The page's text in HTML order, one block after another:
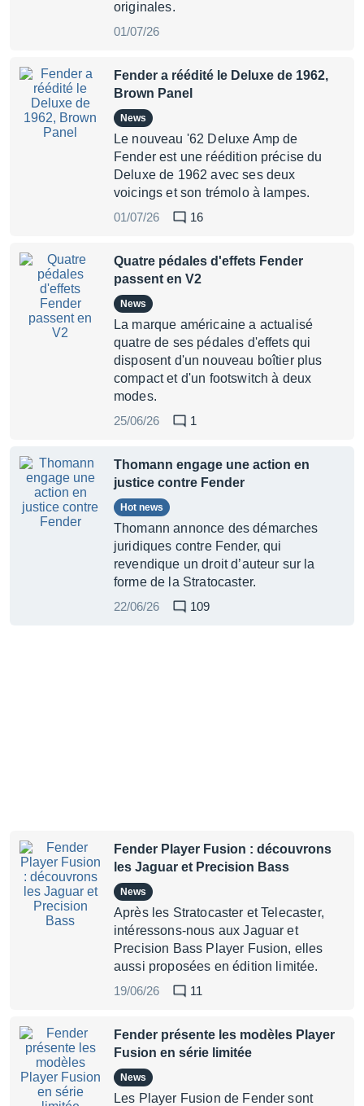
originales.
01/07/26
Fender a réédité le Deluxe de 1962,
Brown Panel
News
Le nouveau '62 Deluxe Amp de
Fender est une réédition précise du
Deluxe de 1962 avec ses deux
voicings et son trémolo à lampes.
01/07/26
16
Quatre pédales d'effets Fender
passent en V2
News
La marque américaine a actualisé
quatre de ses pédales d'effets qui
disposent d'un nouveau boîtier plus
compact et d'un footswitch à deux
modes.
25/06/26
1
Thomann engage une action en
justice contre Fender
Hot news
Thomann annonce des démarches
juridiques contre Fender, qui
revendique un droit d’auteur sur la
forme de la Stratocaster.
22/06/26
109
Fender Player Fusion : découvrons
les Jaguar et Precision Bass
News
Après les Stratocaster et Telecaster,
intéressons-nous aux Jaguar et
Precision Bass Player Fusion, elles
aussi proposées en édition limitée.
19/06/26
11
Fender présente les modèles Player
Fusion en série limitée
News
Les Player Fusion de Fender sont